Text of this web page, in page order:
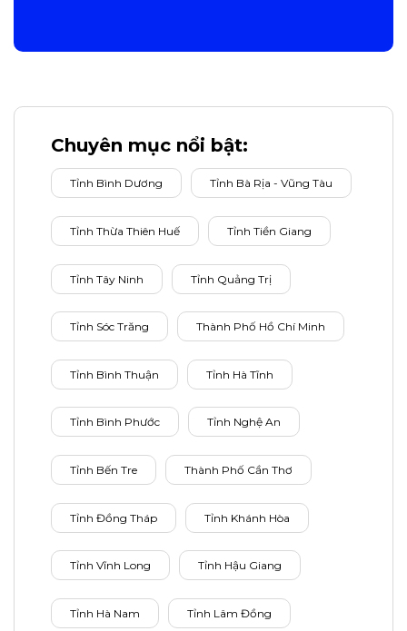
Chuyên mục nổi bật:
Tỉnh Bình Dương Tỉnh Bà Rịa - Vũng Tàu
Tỉnh Thừa Thiên Huế Tỉnh Tiền Giang
Tỉnh Tây Ninh Tỉnh Quảng Trị
Tỉnh Sóc Trăng Thành Phố Hồ Chí Minh
Tỉnh Bình Thuận Tỉnh Hà Tĩnh
Tỉnh Bình Phước Tỉnh Nghệ An
Tỉnh Bến Tre Thành Phố Cần Thơ
Tỉnh Đồng Tháp Tỉnh Khánh Hòa
Tỉnh Vĩnh Long Tỉnh Hậu Giang
Tỉnh Hà Nam Tỉnh Lâm Đồng